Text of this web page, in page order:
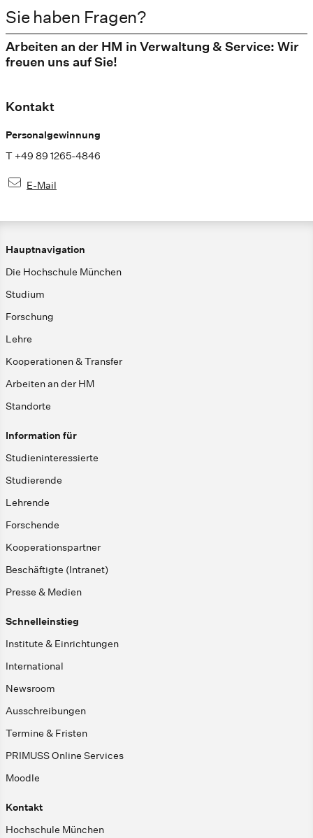
Sie haben Fragen?
Arbeiten an der HM in Verwaltung & Service: Wir
freuen uns auf Sie!
Kontakt
Personalgewinnung
T +49 89 1265-4846
E-Mail
Hauptnavigation
Die Hochschule München
Studium
Forschung
Lehre
Kooperationen & Transfer
Arbeiten an der HM
Standorte
Information für
Studieninteressierte
Studierende
Lehrende
Forschende
Kooperationspartner
Beschäftigte (Intranet)
Presse & Medien
Schnelleinstieg
Institute & Einrichtungen
International
Newsroom
Ausschreibungen
Termine & Fristen
PRIMUSS Online Services
Moodle
Kontakt
Hochschule München